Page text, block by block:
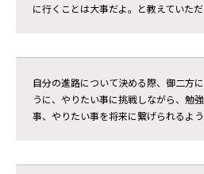
に行くことは大事だよ。と教えていた
自分の進路について決める際、御二方
うに、やりたい事に挑戦しながら、勉
事、やりたい事を将来に繋げられるよ